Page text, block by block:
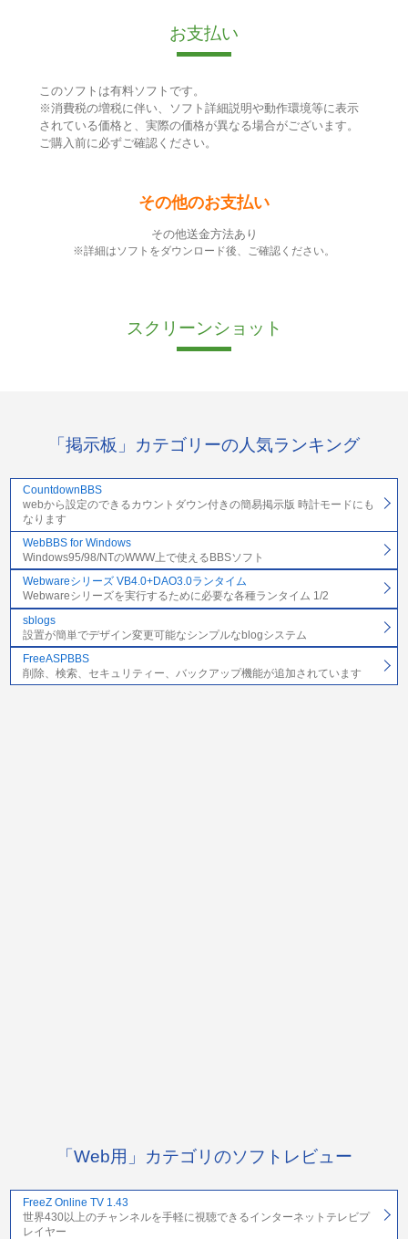
お支払い
このソフトは有料ソフトです。
※消費税の増税に伴い、ソフト詳細説明や動作環境等に表示
されている価格と、実際の価格が異なる場合がございます。
ご購入前に必ずご確認ください。
その他のお支払い
その他送金方法あり
※詳細はソフトをダウンロード後、ご確認ください。
スクリーンショット
「掲示板」カテゴリーの人気ランキング
CountdownBBS
webから設定のできるカウントダウン付きの簡易掲示版 時計モードにも
なります
WebBBS for Windows
Windows95/98/NTのWWW上で使えるBBSソフト
Webwareシリーズ VB4.0+DAO3.0ランタイム
Webwareシリーズを実行するために必要な各種ランタイム 1/2
sblogs
設置が簡単でデザイン変更可能なシンプルなblogシステム
FreeASPBBS
削除、検索、セキュリティー、バックアップ機能が追加されています
「Web用」カテゴリのソフトレビュー
FreeZ Online TV 1.43
世界430以上のチャンネルを手軽に視聴できるインターネットテレビプ
レイヤー